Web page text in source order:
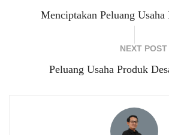
Menciptakan Peluang
NEXT POST
Peluang Usaha Produk